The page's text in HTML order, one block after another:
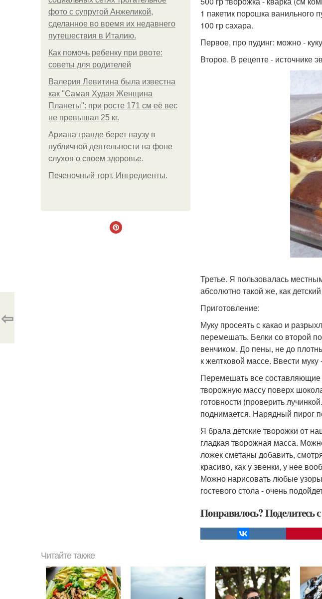
фото с супругой Анжеликой,
сделанное во время их недавнего
путешествия в Италию.
Как помочь ребенку при рвоте:
советы для родителей
Валерия Левитина была известна
как "Самая Худая Женщина
Планеты": при росте 171 см её вес
не превышал 25 кг.
Ариана гранде берет паузу в
публичной деятельности на фоне
слухов о своем здоровье.
Печеночный торт. Ингредиенты.
1 пакетик порошка ванильного
100 гр сахара.
Первое, про пудинг: можно -
Второе. В рецепте - источнике
Третье. Я пользовалась
абсолютно такой же, как
Приготовление:
Муку просеять с какао и
перемешать. Белки со второй
венчиком. До пены, не до
к желтковой массе. Ввести
Перемешать все составляющие
творожную массу поверх
готовности (проверить
поднимается. Нарядный пирог
Я брала детские творожки от
гладкая творожная масса.
ложек сметаны добавить,
красиво, как у эвенки, у нее
Можно нарисовать любые
гостевого стола - очень
Понравилось? Поделитесь
⇦
Читайте также